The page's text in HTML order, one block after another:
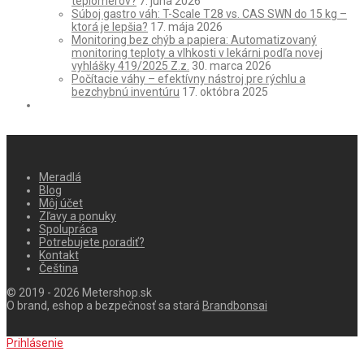
Súboj gastro váh: T-Scale T28 vs. CAS SWN do 15 kg –
ktorá je lepšia? 17. mája 2026
Monitoring bez chýb a papiera: Automatizovaný
monitoring teploty a vlhkosti v lekárni podľa novej
vyhlášky 419/2025 Z.z. 30. marca 2026
Počítacie váhy – efektívny nástroj pre rýchlu a
bezchybnú inventúru 17. októbra 2025
Meradlá
Blog
Môj účet
Zľavy a ponuky
Spolupráca
Potrebujete poradiť?
Kontakt
Čeština
© 2019 - 2026 Metershop.sk
O brand, eshop a bezpečnosť sa stará Brandbonsai
Prihlásenie